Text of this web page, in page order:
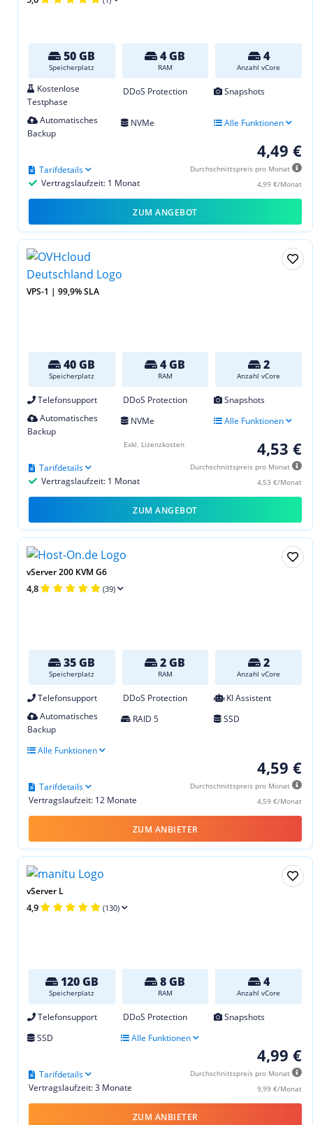
50 GB
Speicherplatz
4 GB
RAM
4
Anzahl vCore
Kostenlose
Testphase
DDoS Protection Snapshots
Automatisches
Backup
NVMe Alle Funktionen
4,49 €
Durchschnittspreis pro Monat
4,99 €/Monat
Vertragslaufzeit: 1 Monat
Tarifdetails
ZUM ANGEBOT
VPS-1 | 99,9% SLA
40 GB
Speicherplatz
4 GB
RAM
2
Anzahl vCore
Telefonsupport DDoS Protection
Snapshots
Automatisches
Backup
NVMe Alle Funktionen
4,53 €
Durchschnittspreis pro Monat
4,53 €/Monat
Vertragslaufzeit: 1 Monat
Tarifdetails
Exkl. Lizenzkosten
ZUM ANGEBOT
vServer 200 KVM G6
4,8 (39)
35 GB
Speicherplatz
2 GB
RAM
2
Anzahl vCore
Telefonsupport DDoS Protection
KI Assistent
Automatisches
Backup
RAID 5 SSD
Alle Funktionen
4,59 €
Durchschnittspreis pro Monat
4,59 €/Monat
Vertragslaufzeit: 12 Monate
Tarifdetails
ZUM ANBIETER
vServer L
4,9 (130)
120 GB
Speicherplatz
8 GB
RAM
4
Anzahl vCore
Telefonsupport DDoS Protection
Snapshots
SSD
Alle Funktionen
4,99 €
Durchschnittspreis pro Monat
9,99 €/Monat
Vertragslaufzeit: 3 Monate
Tarifdetails
ZUM ANBIETER